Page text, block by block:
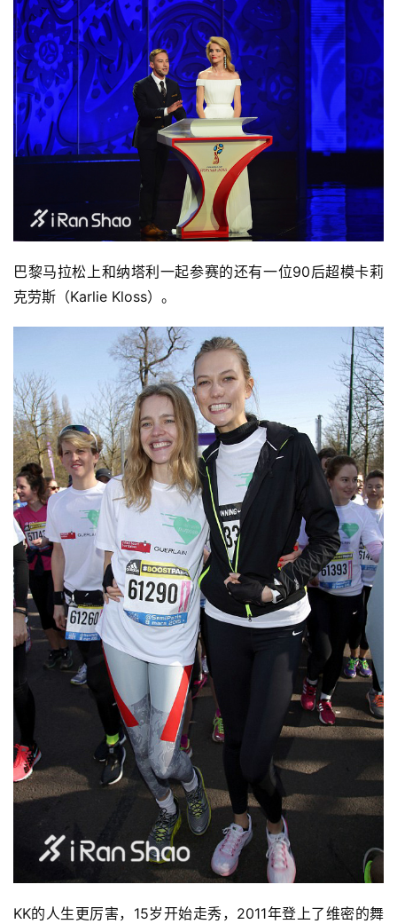
巴黎马拉松上和纳塔利一起参赛的还有一位90后超模卡莉
克劳斯（Karlie Kloss）。
KK的人生更厉害，15岁开始走秀，2011年登上了维密的舞